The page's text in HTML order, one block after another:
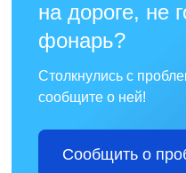
на дороге, не
фонарь?
Столкнулись с
сообщите о ней!
Сообщить о